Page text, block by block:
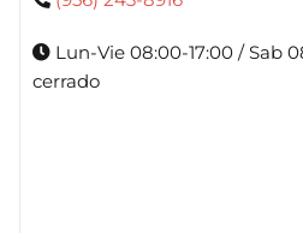
Lun-Vie 08:00-17:00 / Sab
cerrado